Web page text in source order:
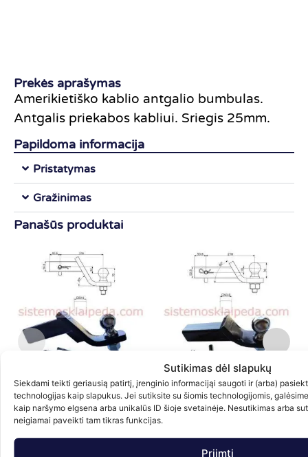
Sutikimas dėl slapukų
Siekdami teikti geriausią patirtį, įrenginio informacijąi saugoti ir (arba)
technologijas kaip slapukus. Jei sutiksite su šiomis technologijomis,
kaip naršymo elgsena arba unikalūs ID šioje svetainėje. Nesutikimas arba
neigiamai paveikti tam tikras funkcijas.
Priimti
Prekės aprašymas
Amerikietiško kablio antgalio bumbulas.
Antgalis priekabos kabliui. Sriegis 25mm.
Papildoma informacija
Pristatymas
Gražinimas
Panašūs produktai
Amerikietiško kablio antgalis A2
55.00€ su PVM
Amerikietiško kablio antgalis A1
55.00
Į krepšelį